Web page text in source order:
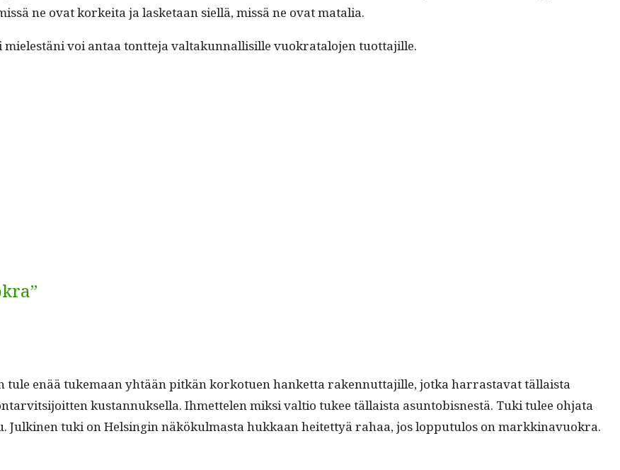
ne ovat korkei­ta ja las­ke­taan siel­lä, mis­sä ne ovat matalia.
mielestäni voi antaa tont­te­ja val­takun­nal­lisille vuokrat­alo­jen tuottajille.
tule enää tuke­maan yhtään pitkän korkotuen han­ket­ta raken­nut­ta­jille, jot­ka har­ras­ta­vat täl­laista
kus­tan­nuk­sel­la. Ihmette­len mik­si val­tio tukee täl­laista asun­to­bisnestä. Tuki tulee ohja­ta
Julki­nen tuki on Helsin­gin näkökul­mas­ta hukkaan heit­et­tyä rahaa, jos lop­putu­los on markkinavuokra.